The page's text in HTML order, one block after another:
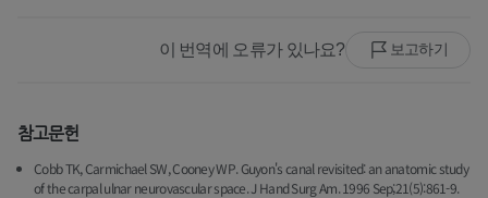
이 번역에 오류가 있나요? 보고하기
참고문헌
Cobb TK, Carmichael SW, Cooney WP. Guyon's canal revisited: an anatomic study
of the carpal ulnar neurovascular space. J Hand Surg Am. 1996 Sep;21(5):861-9.